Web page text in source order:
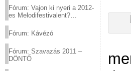
Fórum: Vajon ki nyeri a 2012-
es Melodifestivalent?
Fórum: Kávézó
Fórum: Szavazás 2011 –
DÖNTŐ